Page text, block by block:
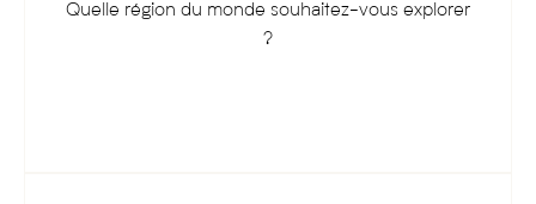
Quelle région du monde souhaitez-vous explorer
?